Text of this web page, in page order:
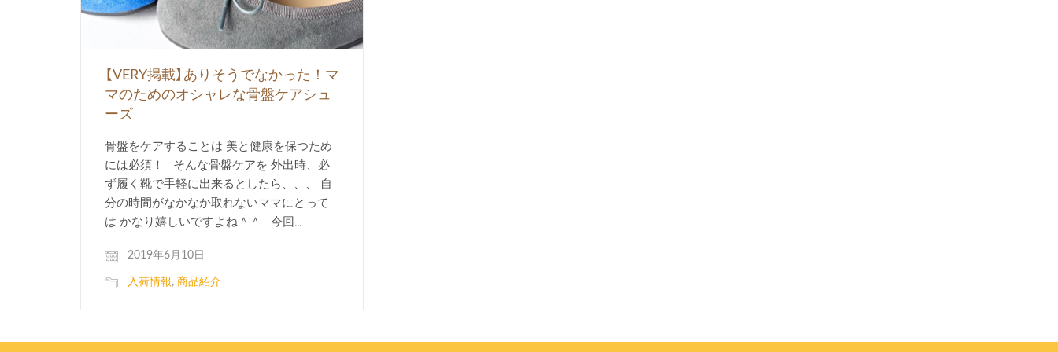
【VERY掲載】ありそうでなかった！マ
マのためのオシャレな骨盤ケアシュ
ーズ
骨盤をケアすることは 美と健康を保つため
には必須！ そんな骨盤ケアを 外出時、必
ず履く靴で手軽に出来るとしたら、、、 自
分の時間がなかなか取れないママにとって
は かなり嬉しいですよね＾＾ 今回…
2019年6月10日
入荷情報, 商品紹介